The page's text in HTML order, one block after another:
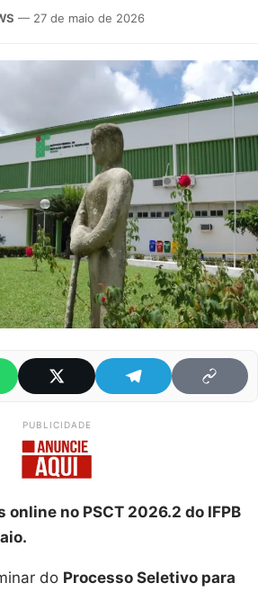
— 27 de maio de 2026
PUBLICIDADE
online no PSCT 2026.2 do IFPB
do Processo Seletivo para